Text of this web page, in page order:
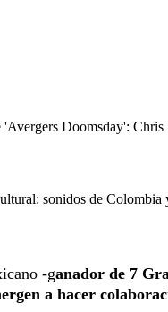
Doomsday':
sonidos de Colombia
-ganador de 7
a hacer